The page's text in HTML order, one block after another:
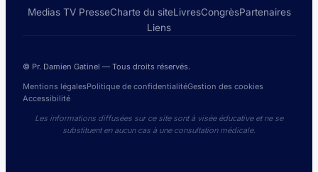
Medias TV PresseCharte du siteLivresCongrèsPartenaires
Liens
© Pr. Damien Gatinel — Tous droits réservés.
Mentions légalesPolitique de confidentialitéGestion des cookies
Accessibilité
Les informations diffusées sur ce site sont à visée éducative et ne se
substituent en aucun cas à une consultation médicale.